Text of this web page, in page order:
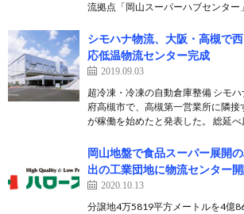
流拠点「岡山スーパーハブセンタ
シモハナ物流、大阪・高槻で
応低温物流センター完成
2019.09.03
超冷凍・冷凍の自動倉庫整備 シモ
府高槻市で、高槻第一営業所に隣接
が稼働を始めたと発表した。 総延
岡山地盤で食品スーパー展開
出の工業団地に物流センター
2020.10.13
分譲地4万5819平方メートルを4億